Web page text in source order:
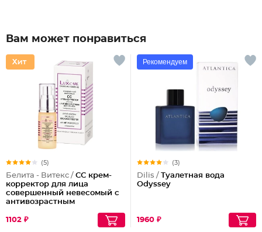
Вам может понравиться
(5)
Белита - Витекс / СС крем-
корректор для лица
совершенный невесомый с
антивозрастным
1102 ₽
Рекомендуем
(3)
Dilis / Туалетная вода
Odyssey
1960 ₽